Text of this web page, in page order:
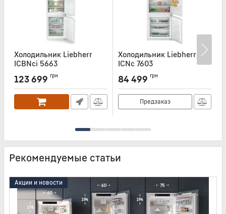
Холодильник Liebherr
ICBNci 5663
ICBNCI5663
123 699 грн
Холодильник Liebherr
ICNc 7603
ICNC7603
84 499 грн
Предзаказ
Рекомендуемые статьи
Акции и новости